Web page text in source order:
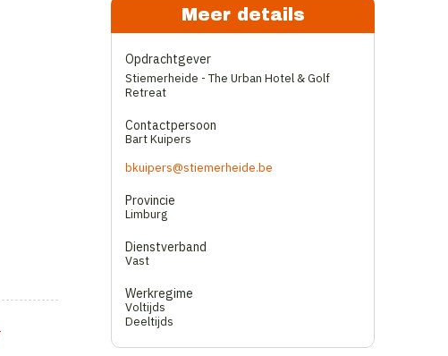
Meer details
Opdrachtgever
Stiemerheide - The Urban Hotel & Golf
Retreat
Contactpersoon
Bart Kuipers
bkuipers@stiemerheide.be
Provincie
Limburg
Dienstverband
Vast
Werkregime
Voltijds
Deeltijds